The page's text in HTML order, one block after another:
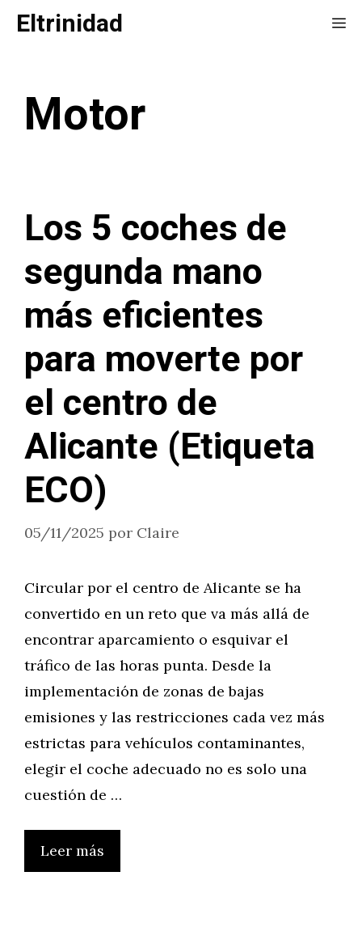
Saltar
Eltrinidad
Motor
Los 5 coches de
segunda mano
más eficientes
para moverte por
el centro de
Alicante (Etiqueta
ECO)
05/11/2025 por Claire
Circular por el centro de Alicante se ha
convertido en un reto que va más allá de
encontrar aparcamiento o esquivar el
tráfico de las horas punta. Desde la
implementación de zonas de bajas
emisiones y las restricciones cada vez más
estrictas para vehículos contaminantes,
elegir el coche adecuado no es solo una
cuestión de …
Leer más